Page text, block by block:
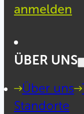
anmelden
ÜBER UNS
Über uns
Standorte